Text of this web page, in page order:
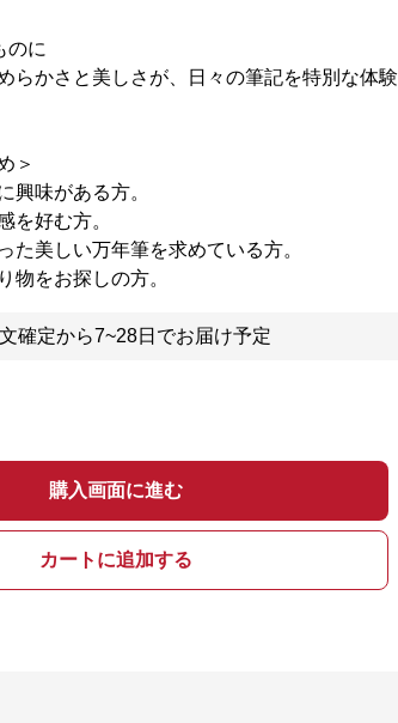
のに
らかさと美しさが、日々の筆記を特別な体験
＞
興味がある方。
を好む方。
た美しい万年筆を求めている方。
物をお探しの方。
確定から7~28日でお届け予定
購入画面に進む
カートに追加する